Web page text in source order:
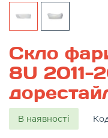
Скло
8U 2011-
В наявності